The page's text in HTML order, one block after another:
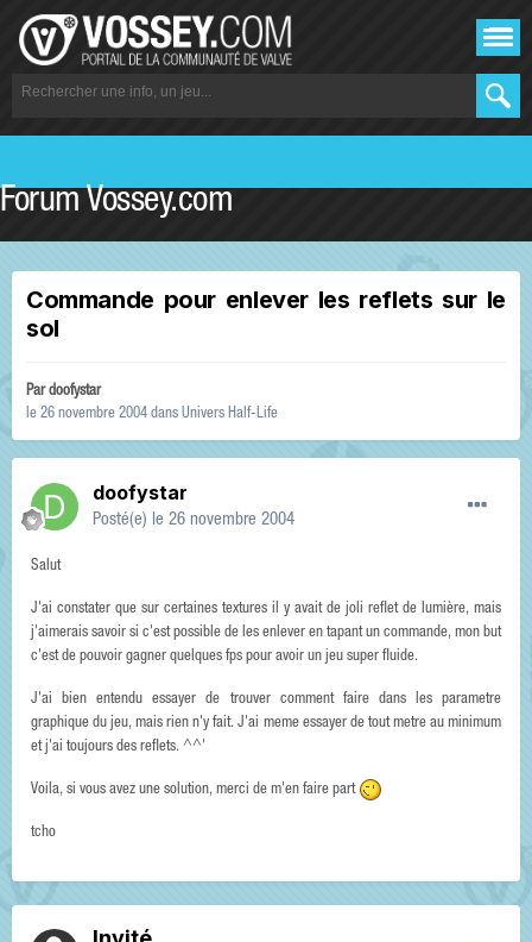
Forum Vossey.com
Commande pour enlever les reflets sur le
sol
Pardoofystar
le 26 novembre 2004 dans Univers Half-Life
doofystar
Posté(e) le 26 novembre 2004
Salut
J'ai constater que sur certaines textures il y avait de joli reflet de lumière, mais
j'aimerais savoir si c'est possible de les enlever en tapant un commande, mon but
c'est de pouvoir gagner quelques fps pour avoir un jeu super fluide.
J'ai bien entendu essayer de trouver comment faire dans les parametre
graphique du jeu, mais rien n'y fait. J'ai meme essayer de tout metre au minimum
et j'ai toujours des reflets. ^^'
Voila, si vous avez une solution, merci de m'en faire part
tcho